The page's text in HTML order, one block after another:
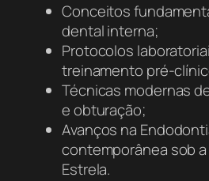
Conceitos
dental interna;
Protocolos
treinamento pré-
Técnicas modernas
e obturação;
Avanços na
contemporânea sob
Estrela.